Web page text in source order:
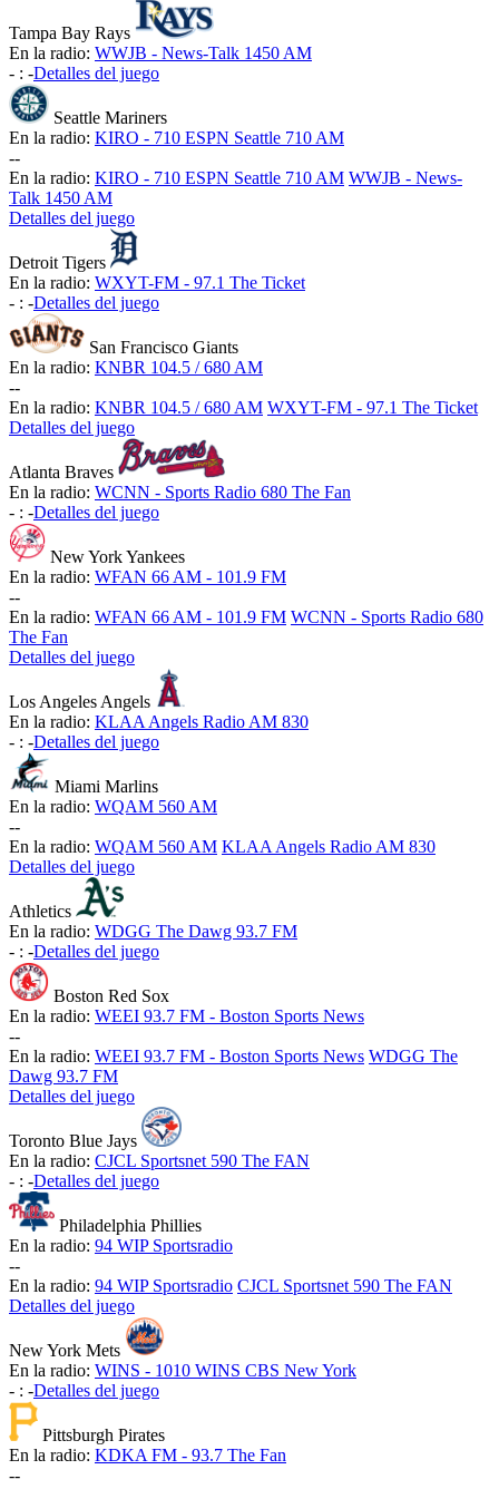
Tampa Bay Rays
En la radio: WWJB - News-Talk 1450 AM
- : -Detalles del juego
Seattle Mariners
En la radio: KIRO - 710 ESPN Seattle 710 AM
--
En la radio: KIRO - 710 ESPN Seattle 710 AM WWJB - News-
Talk 1450 AM
Detalles del juego
Detroit Tigers
En la radio: WXYT-FM - 97.1 The Ticket
- : -Detalles del juego
San Francisco Giants
En la radio: KNBR 104.5 / 680 AM
--
En la radio: KNBR 104.5 / 680 AM WXYT-FM - 97.1 The Ticket
Detalles del juego
Atlanta Braves
En la radio: WCNN - Sports Radio 680 The Fan
- : -Detalles del juego
New York Yankees
En la radio: WFAN 66 AM - 101.9 FM
--
En la radio: WFAN 66 AM - 101.9 FM WCNN - Sports Radio 680
The Fan
Detalles del juego
Los Angeles Angels
En la radio: KLAA Angels Radio AM 830
- : -Detalles del juego
Miami Marlins
En la radio: WQAM 560 AM
--
En la radio: WQAM 560 AM KLAA Angels Radio AM 830
Detalles del juego
Athletics
En la radio: WDGG The Dawg 93.7 FM
- : -Detalles del juego
Boston Red Sox
En la radio: WEEI 93.7 FM - Boston Sports News
--
En la radio: WEEI 93.7 FM - Boston Sports News WDGG The
Dawg 93.7 FM
Detalles del juego
Toronto Blue Jays
En la radio: CJCL Sportsnet 590 The FAN
- : -Detalles del juego
Philadelphia Phillies
En la radio: 94 WIP Sportsradio
--
En la radio: 94 WIP Sportsradio CJCL Sportsnet 590 The FAN
Detalles del juego
New York Mets
En la radio: WINS - 1010 WINS CBS New York
- : -Detalles del juego
Pittsburgh Pirates
En la radio: KDKA FM - 93.7 The Fan
--